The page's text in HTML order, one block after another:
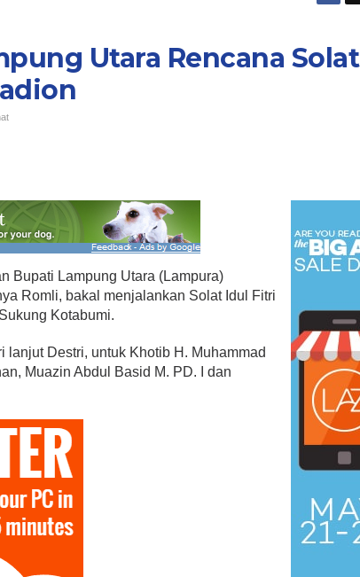
Utara Rencana Solat
Bupati Lampung Utara (Lampura)
Romli, bakal menjalankan Solat Idul Fitri
Kotabumi.
lanjut Destri, untuk Khotib H. Muhammad
Muazin Abdul Basid M. PD. I dan